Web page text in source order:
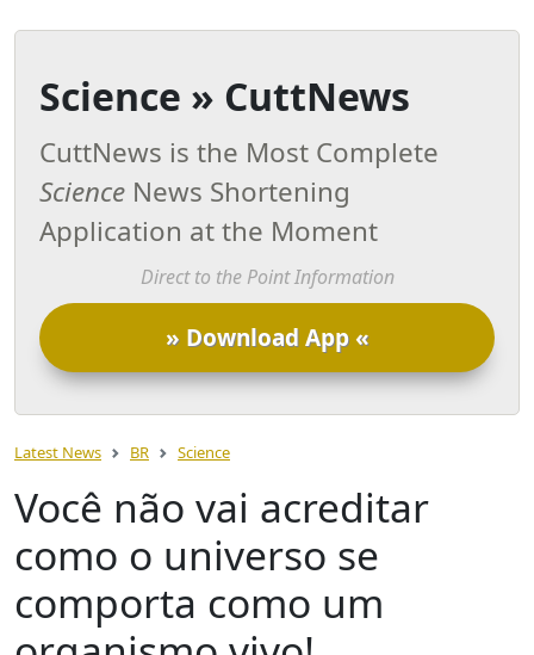
Science » CuttNews
CuttNews is the Most Complete
Science News Shortening
Application at the Moment
Direct to the Point Information
» Download App «
Latest News BR Science
Você não vai acreditar
como o universo se
comporta como um